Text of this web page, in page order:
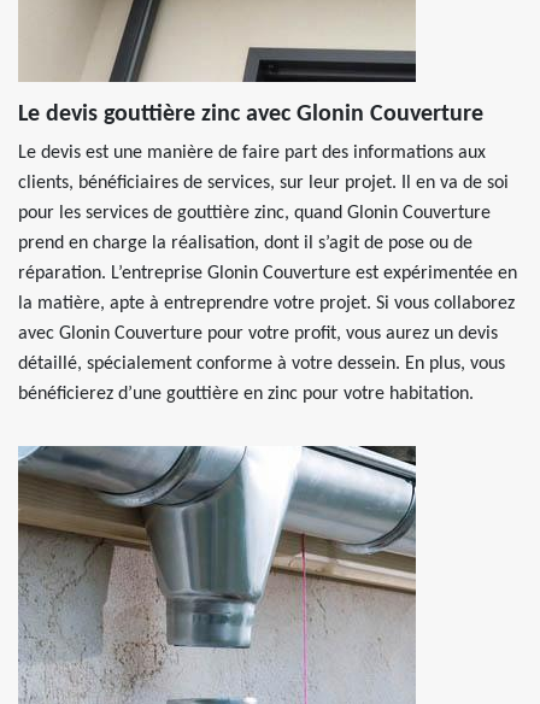
Le devis gouttière zinc avec Glonin Couverture
Le devis est une manière de faire part des informations aux
clients, bénéficiaires de services, sur leur projet. Il en va de soi
pour les services de gouttière zinc, quand Glonin Couverture
prend en charge la réalisation, dont il s’agit de pose ou de
réparation. L’entreprise Glonin Couverture est expérimentée en
la matière, apte à entreprendre votre projet. Si vous collaborez
avec Glonin Couverture pour votre profit, vous aurez un devis
détaillé, spécialement conforme à votre dessein. En plus, vous
bénéficierez d’une gouttière en zinc pour votre habitation.